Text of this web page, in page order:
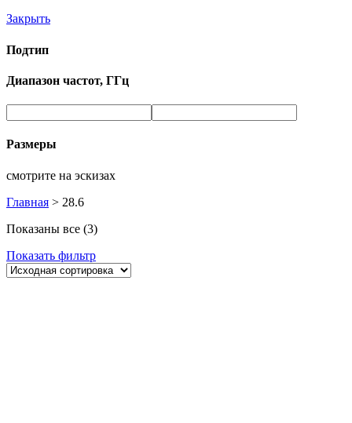
Закрыть
Подтип
Диапазон частот, ГГц
Размеры
смотрите на эскизах
Главная > 28.6
Показаны все (3)
Показать фильтр